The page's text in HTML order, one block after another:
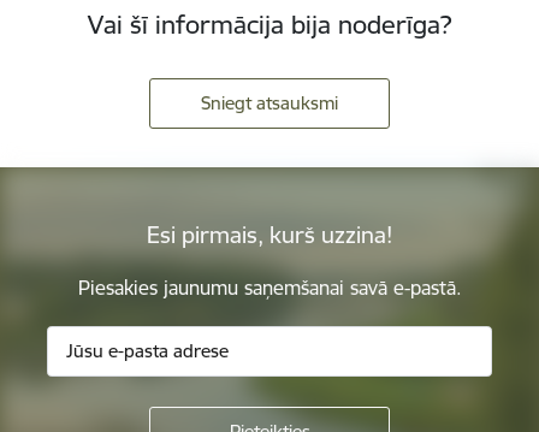
Vai šī informācija bija noderīga?
Sniegt atsauksmi
Esi pirmais, kurš uzzina!
Piesakies jaunumu saņemšanai savā e-pastā.